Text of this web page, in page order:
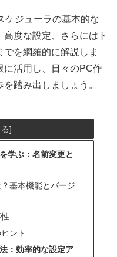
ケジューラの基本的な
度な設定、さらにはト
を網羅的に解説しま
に活用し、日々のPC作
踏み出しましょう。
学ぶ：名前変更と
基本機能とバージ
ント
：効率的な設定ア